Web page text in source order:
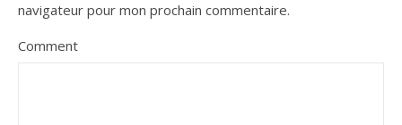
navigateur pour mon prochain commentaire.
Comment